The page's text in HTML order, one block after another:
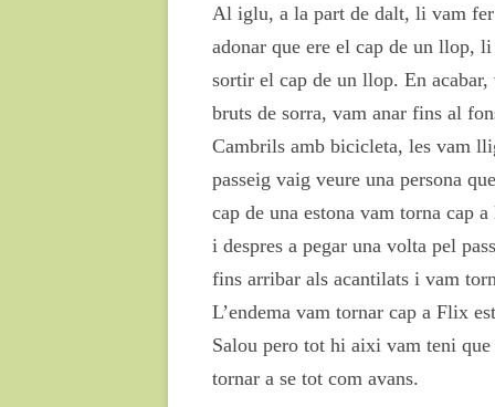
Al iglu, a la part de dalt, li vam fer
adonar que ere el cap de un llop,
sortir el cap de un llop. En
bruts de sorra, vam anar fins al
Cambrils amb bicicleta, les vam
passeig vaig veure una persona
cap de una estona vam torna cap
i despres a pegar una volta pel
fins arribar als acantilats i vam
L’endema vam tornar cap a Flix
Salou pero tot hi aixi vam teni
tornar a se tot com avans.